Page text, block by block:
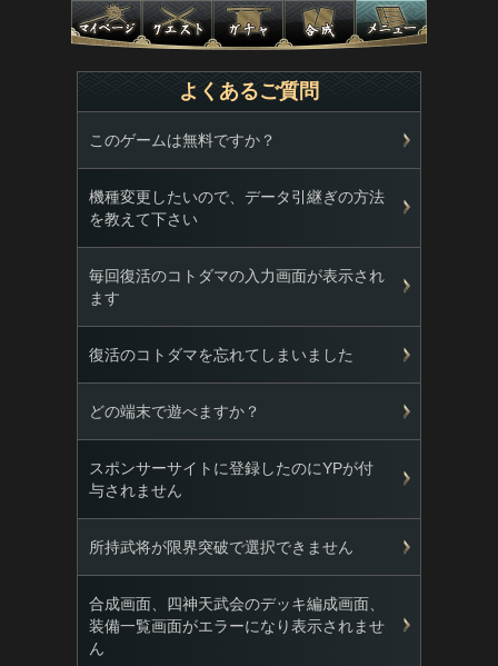
よくあるご質問
このゲームは無料ですか？
機種変更したいので、データ引継ぎの方法
を教えて下さい
毎回復活のコトダマの入力画面が表示され
ます
復活のコトダマを忘れてしまいました
どの端末で遊べますか？
スポンサーサイトに登録したのにYPが付
与されません
所持武将が限界突破で選択できません
合成画面、四神天武会のデッキ編成画面、
装備一覧画面がエラーになり表示されませ
ん